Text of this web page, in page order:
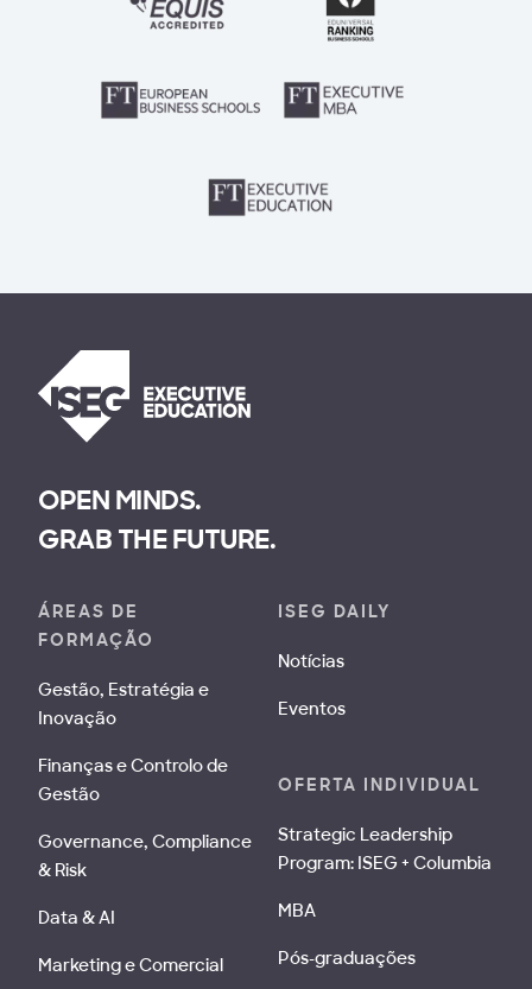
OPEN MINDS.
GRAB THE FUTURE.
ÁREAS DE
FORMAÇÃO
Gestão, Estratégia e
Inovação
Finanças e Controlo de
Gestão
Governance, Compliance
& Risk
Data & AI
Marketing e Comercial
ISEG DAILY
Notícias
Eventos
OFERTA INDIVIDUAL
Strategic Leadership
Program: ISEG + Columbia
MBA
Pós-graduações